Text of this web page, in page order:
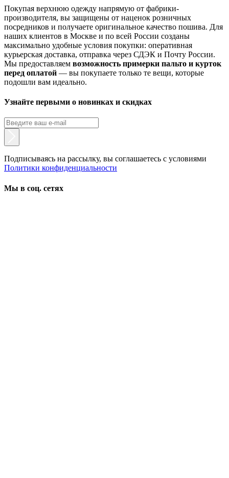
Покупая верхнюю одежду напрямую от фабрики-
производителя, вы защищены от наценок розничных
посредников и получаете оригинальное качество пошива. Для
наших клиентов в Москве и по всей России созданы
максимально удобные условия покупки: оперативная
курьерская доставка, отправка через СДЭК и Почту России.
Мы предоставляем возможность примерки пальто и курток
перед оплатой — вы покупаете только те вещи, которые
подошли вам идеально.
Узнайте первыми о новинках и скидках
Подписываясь на рассылку, вы соглашаетесь с условиями
Политики конфиденциальности
Мы в соц. сетях